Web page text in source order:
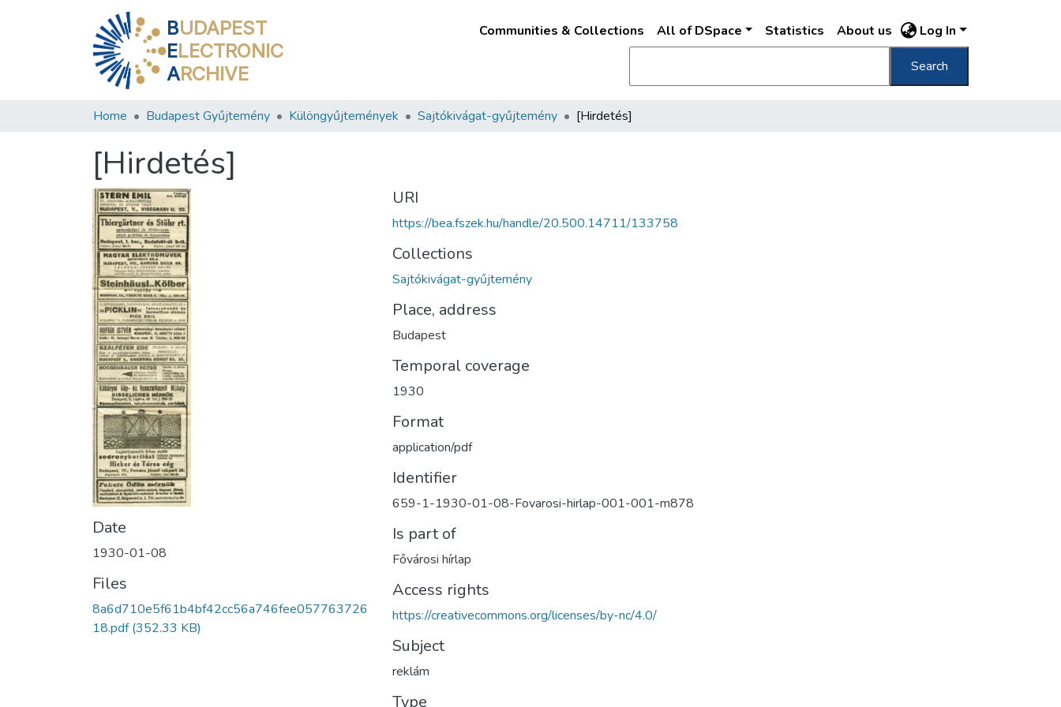
BUDAPEST
ELECTRONIC
ARCHIVE
Communities & Collections All of DSpace Statistics About us Log In
Search
Home Budapest Gyűjtemény Különgyűjtemények Sajtókivágat-gyűjtemény [Hirdetés]
[Hirdetés]
Date
1930-01-08
Files
8a6d710e5f61b4bf42cc56a746fee057763726
18.pdf(352.33 KB)
URI
https://bea.fszek.hu/handle/20.500.14711/133758
Collections
Sajtókivágat-gyűjtemény
Place, address
Budapest
Temporal coverage
1930
Format
application/pdf
Identifier
659-1-1930-01-08-Fovarosi-hirlap-001-001-m878
Is part of
Fővárosi hírlap
Access rights
https://creativecommons.org/licenses/by-nc/4.0/
Subject
reklám
Type